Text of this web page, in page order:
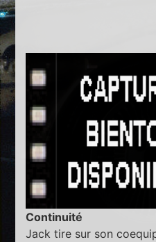
Continuité
Jack tire sur son